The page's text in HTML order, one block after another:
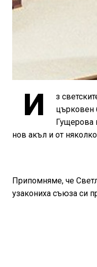
И
з
църковен
Гущерова
нов акъл и от
Припомняме, че
узакониха съюза си